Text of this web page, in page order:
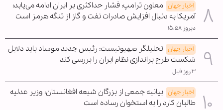
اخبار جهان معاون ترامپ: فشار حداکثری بر ایران ادامه می‌یابد؛
آمریکا به دنبال افزایش صادرات نفت و گاز از تنگه هرمز است
دیروز ۱۵:۵۸
اخبار جهان تحلیلگر صهیونیست: رئیس جدید موساد باید دلایل
شکست طرح براندازی نظام ایران را بررسی کند
۳ روز قبل
اخبار جهان بیانیه جمعی از بزرگان شیعه افغانستان؛ وزیر عدلیه
طالبان کارد را به استخوان رساده است